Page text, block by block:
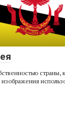
страны,